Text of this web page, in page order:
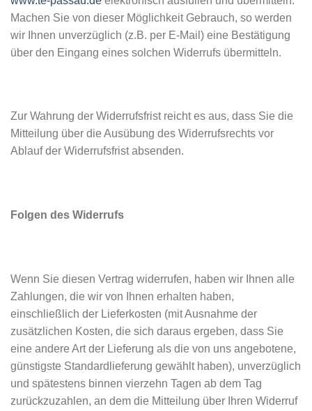
Machen Sie von dieser Möglichkeit Gebrauch, so werden
wir Ihnen unverzüglich (z.B. per E-Mail) eine Bestätigung
über den Eingang eines solchen Widerrufs übermitteln.
Zur Wahrung der Widerrufsfrist reicht es aus, dass Sie die
Mitteilung über die Ausübung des Widerrufsrechts vor
Ablauf der Widerrufsfrist absenden.
Folgen des Widerrufs
Wenn Sie diesen Vertrag widerrufen, haben wir Ihnen alle
Zahlungen, die wir von Ihnen erhalten haben,
einschließlich der Lieferkosten (mit Ausnahme der
zusätzlichen Kosten, die sich daraus ergeben, dass Sie
eine andere Art der Lieferung als die von uns angebotene,
günstigste Standardlieferung gewählt haben), unverzüglich
und spätestens binnen vierzehn Tagen ab dem Tag
zurückzuzahlen, an dem die Mitteilung über Ihren Widerruf